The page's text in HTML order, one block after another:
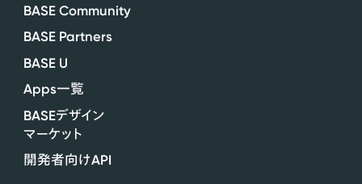
BASE Community
BASE Partners
BASE U
Apps一覧
BASEデザイン
マーケット
開発者向けAPI